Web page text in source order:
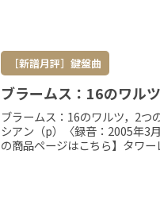
［新譜月評］鍵盤曲
ブラームス：16のワル
ブラームス：16のワルツ，2つ
シアン（p）〈録音：2005年3
の商品ページはこちら】タワー